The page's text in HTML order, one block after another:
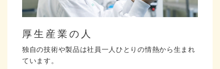
厚生産業の人
独自の技術や製品は社員一人ひとりの情熱から生まれ
ています。